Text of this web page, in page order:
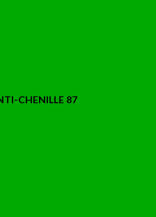
CHENILLE 87